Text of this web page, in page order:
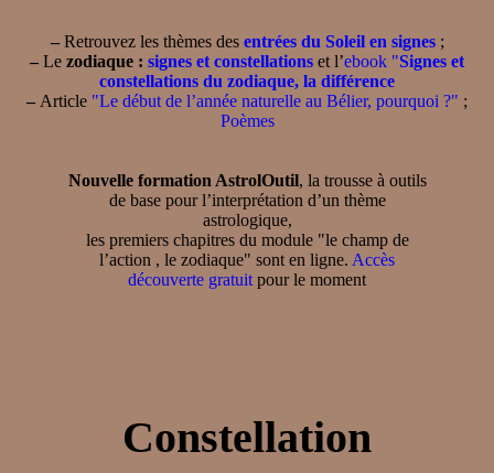
–Retrouvez les thèmes des entrées du Soleil en signes;
– Le zodiaque : signes et constellations et l’ebook "Signes et
constellations du zodiaque, la différence
– Article "Le début de l’année naturelle au Bélier, pourquoi ?" ;
Poèmes
Nouvelle formation AstrolOutil, la trousse à outils
de base pour l’interprétation d’un thème
astrologique,
les premiers chapitres du module "le champ de
l’action , le zodiaque" sont en ligne. Accès
découverte gratuit pour le moment
Constellation